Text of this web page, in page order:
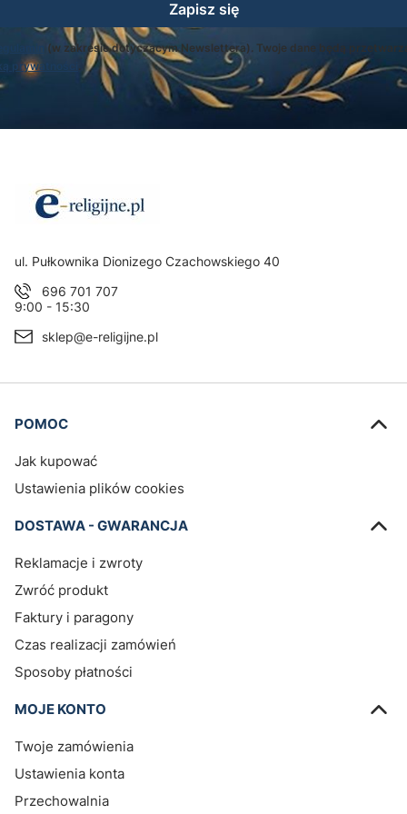
Zapisz się
(w zakresie dotyczącym Newslettera). Twoje dane będą
prywatności .
Adres:
ul. Pułkownika Dionizego Czachowskiego 40
696 701 707
9:00 - 15:30
sklep@e-religijne.pl
Linki w stopce
POMOC
Jak kupować
Ustawienia plików cookies
DOSTAWA - GWARANCJA
Reklamacje i zwroty
Zwróć produkt
Faktury i paragony
Czas realizacji zamówień
Sposoby płatności
MOJE KONTO
Twoje zamówienia
Ustawienia konta
Przechowalnia